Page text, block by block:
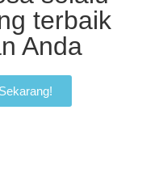
terbaik
Anda